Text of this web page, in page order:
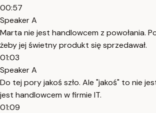
00:57
Speaker A
Marta nie jest handlowcem z powołania.
żeby jej świetny produkt się sprzedawał.
01:03
Speaker A
Do tej pory jakoś szło. Ale "jakoś" to nie
jest handlowcem w firmie IT.
01:09